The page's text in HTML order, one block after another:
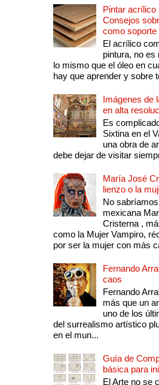
Pintar acrílico
Consejos
como soporte
El acrílico
pintura, no es
lo mismo que el óleo en
hay que aprender y sobre
Imágenes de
en alta
Es
Sixtina en el
una obra de
debe dejar de visitar
María José
lienzo o la
No
mexicana
Cristerna ,
como la Mujer Vampiro,
por ser la mujer con más
Fernando
caos
Fernando
más que un
uno de los
del surrealismo artístico
en el mun...
Guía de
básica para
El Arte no se